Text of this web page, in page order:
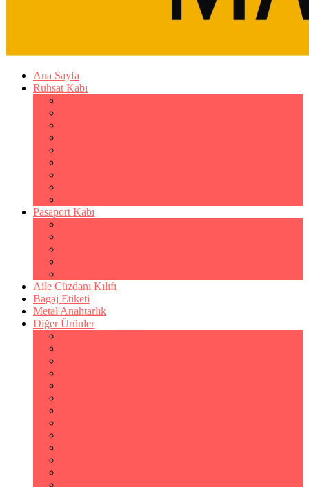
Ana Sayfa
Ruhsat Kabı
Pasaport Kabı
Aile Cüzdanı Kılıfı
Bagaj Etiketi
Metal Anahtarlık
Diğer Ürünler